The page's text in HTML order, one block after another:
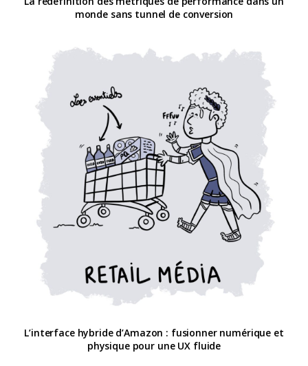
monde sans tunnel de conversion
L’interface hybride d’Amazon : fusionner numérique et
physique pour une UX fluide